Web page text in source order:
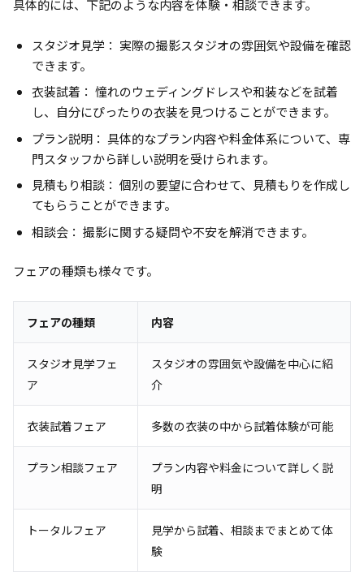
具体的には、下記のような内容を体験・相談できます。
スタジオ見学： 実際の撮影スタジオの雰囲気や設備を確認
できます。
衣装試着： 憧れのウェディングドレスや和装などを試着
し、自分にぴったりの衣装を見つけることができます。
プラン説明： 具体的なプラン内容や料金体系について、専
門スタッフから詳しい説明を受けられます。
見積もり相談： 個別の要望に合わせて、見積もりを作成し
てもらうことができます。
相談会： 撮影に関する疑問や不安を解消できます。
フェアの種類も様々です。
フェアの種類 内容
スタジオ見学フェ
ア
スタジオの雰囲気や設備を中心に紹
介
衣装試着フェア 多数の衣装の中から試着体験が可能
プラン相談フェア
プラン内容や料金について詳しく説
明
トータルフェア
見学から試着、相談までまとめて体
験